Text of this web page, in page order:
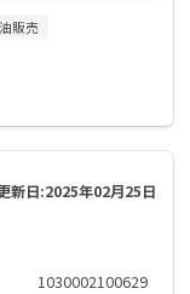
販売
新日:2025年02月25日
1030002100629